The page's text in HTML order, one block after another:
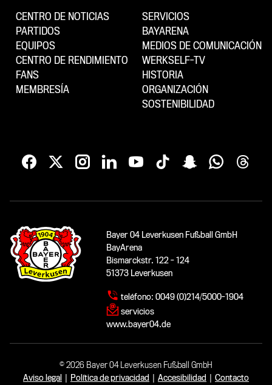
CENTRO DE NOTICIAS
PARTIDOS
EQUIPOS
CENTRO DE RENDIMIENTO
FANS
MEMBRESÍA
SERVICIOS
BAYARENA
MEDIOS DE COMUNICACIÓN
WERKSELF-TV
HISTORIA
ORGANIZACIÓN
SOSTENIBILIDAD
Bayer 04 Leverkusen Fußball GmbH
BayArena
Bismarckstr. 122 - 124
51373 Leverkusen
teléfono: 0049 (0)214/5000-1904
servicios
www.bayer04.de
© 2026 Bayer 04 Leverkusen Fußball GmbH
Aviso legal | Política de privacidad | Accesibilidad | Contacto